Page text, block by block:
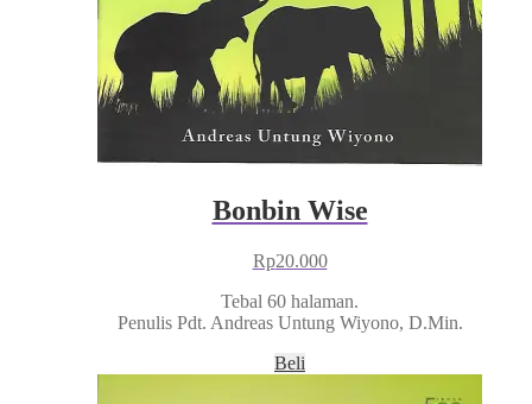
Bonbin Wise
Rp20.000
Tebal 60 halaman.
Penulis Pdt. Andreas Untung Wiyono, D.Min.
Beli